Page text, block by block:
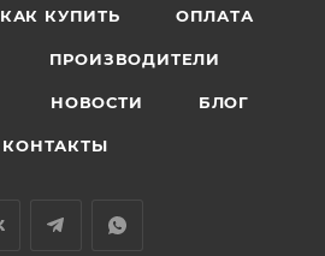
КАК КУПИТЬ ОПЛАТА
ПРОИЗВОДИТЕЛИ
НОВОСТИ БЛОГ
КОНТАКТЫ